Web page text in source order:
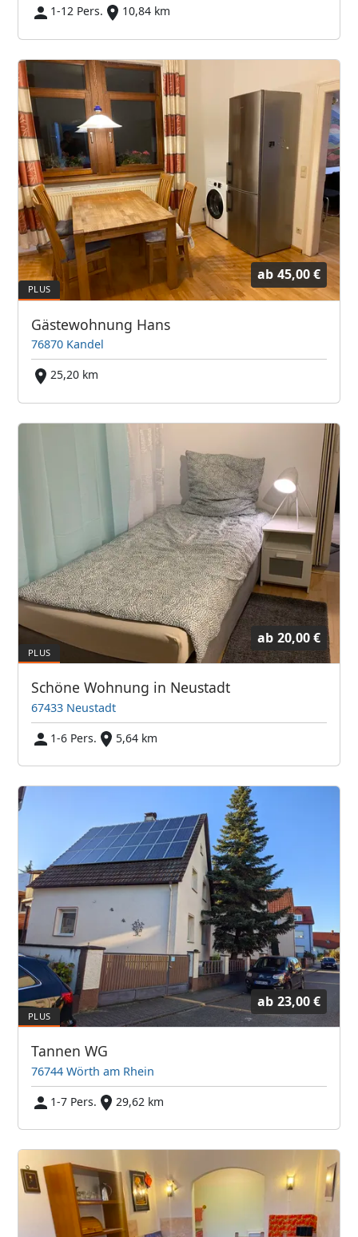
1-12 Pers.
10,84 km
ab 45,00 €
Gästewohnung Hans
76870 Kandel
25,20 km
ab 20,00 €
Schöne Wohnung in Neustadt
67433 Neustadt
1-6 Pers.
5,64 km
ab 23,00 €
Tannen WG
76744 Wörth am Rhein
1-7 Pers.
29,62 km